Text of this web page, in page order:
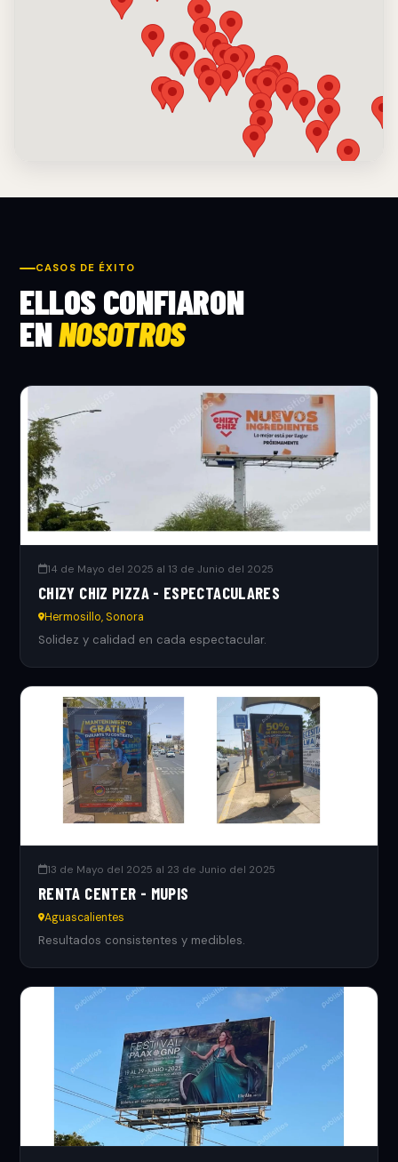
CASOS DE ÉXITO
ELLOS CONFIARON
ENNOSOTROS
14 de Mayo del 2025 al 13 de Junio del 2025
CHIZY CHIZ PIZZA - ESPECTACULARES
Hermosillo, Sonora
Solidez y calidad en cada espectacular.
13 de Mayo del 2025 al 23 de Junio del 2025
RENTA CENTER - MUPIS
Aguascalientes
Resultados consistentes y medibles.